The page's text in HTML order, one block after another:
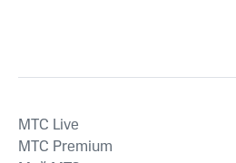
MTС Live
MTС Premium